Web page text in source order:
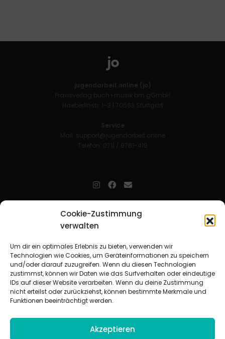
Cookie-Zustimmung
verwalten
Um dir ein optimales Erlebnis zu bieten, verwenden wir
Technologien wie Cookies, um Geräteinformationen zu speichern
und/oder darauf zuzugreifen. Wenn du diesen Technologien
zustimmst, können wir Daten wie das Surfverhalten oder eindeutige
IDs auf dieser Website verarbeiten. Wenn du deine Zustimmung
nicht erteilst oder zurückziehst, können bestimmte Merkmale und
Funktionen beeinträchtigt werden.
Akzeptieren
jugendarbeit.online (jo)
Praxisverlag buch+musik bm gGmbH
Haeberlinstr. 1–3 | 70563 Stuttgart
Service
Mail: support@jugendarbeit.online
Telefon: 0711 / 9781-419
Mitarbeitende in der christlichen Kinder-, Jugend- und jungen
Erwachsenenarbeit. Aufjofindet man unkompliziert und schnell
Beziehungsarbeit.
Beteiligte Verbände
CVJM-Landesverband Bayern e. V. |CVJM-Gesamtverband in
Deutschland e. V.
CVJM-Westbund e. V.|Deutscher Jugendverband „Entschieden für
Christus“ e. V.